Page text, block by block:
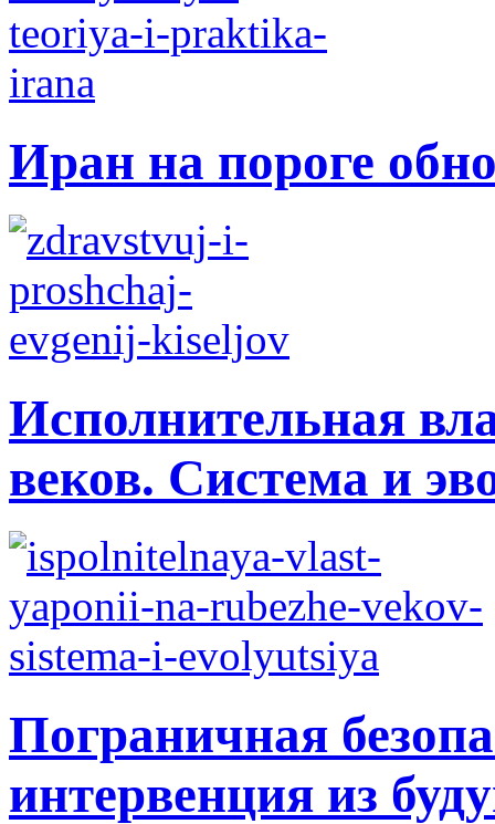
Иран на пороге
Исполнительная
веков. Система и
Пограничная
интервенция из